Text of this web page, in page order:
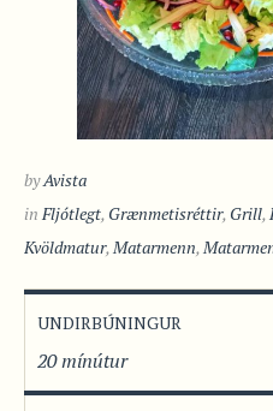
byAvista
in Fljótlegt, Grænmetisréttir, Grill,
Kvöldmatur,Matarmenn,
UNDIRBÚNINGUR
20 mínútur